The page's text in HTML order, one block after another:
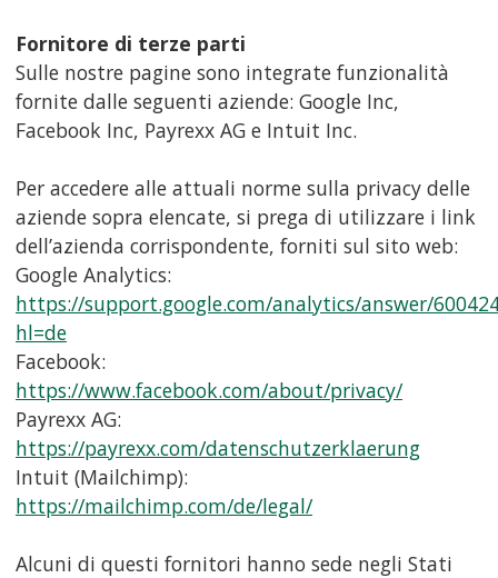
Fornitore di terze parti
Sulle nostre pagine sono integrate funzionalità
fornite dalle seguenti aziende: Google Inc,
Facebook Inc, Payrexx AG e Intuit Inc.
Per accedere alle attuali norme sulla privacy delle
aziende sopra elencate, si prega di utilizzare i link
dell’azienda corrispondente, forniti sul sito web:
Google Analytics:
https://support.google.com/analytics/answer/
hl=de
Facebook:
https://www.facebook.com/about/privacy/
Payrexx AG:
https://payrexx.com/datenschutzerklaerung
Intuit (Mailchimp):
https://mailchimp.com/de/legal/
Alcuni di questi fornitori hanno sede negli Stati